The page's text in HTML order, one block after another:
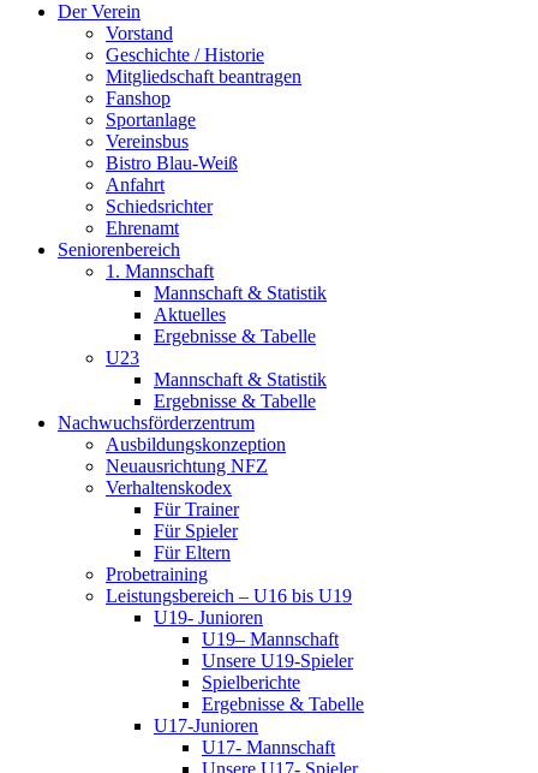
Der Verein
Vorstand
Geschichte / Historie
Mitgliedschaft beantragen
Fanshop
Sportanlage
Vereinsbus
Bistro Blau-Weiß
Anfahrt
Schiedsrichter
Ehrenamt
Seniorenbereich
1. Mannschaft
Mannschaft & Statistik
Aktuelles
Ergebnisse & Tabelle
U23
Mannschaft & Statistik
Ergebnisse & Tabelle
Nachwuchsförderzentrum
Ausbildungskonzeption
Neuausrichtung NFZ
Verhaltenskodex
Für Trainer
Für Spieler
Für Eltern
Probetraining
Leistungsbereich – U16 bis U19
U19- Junioren
U19– Mannschaft
Unsere U19-Spieler
Spielberichte
Ergebnisse & Tabelle
U17-Junioren
U17- Mannschaft
Unsere U17- Spieler